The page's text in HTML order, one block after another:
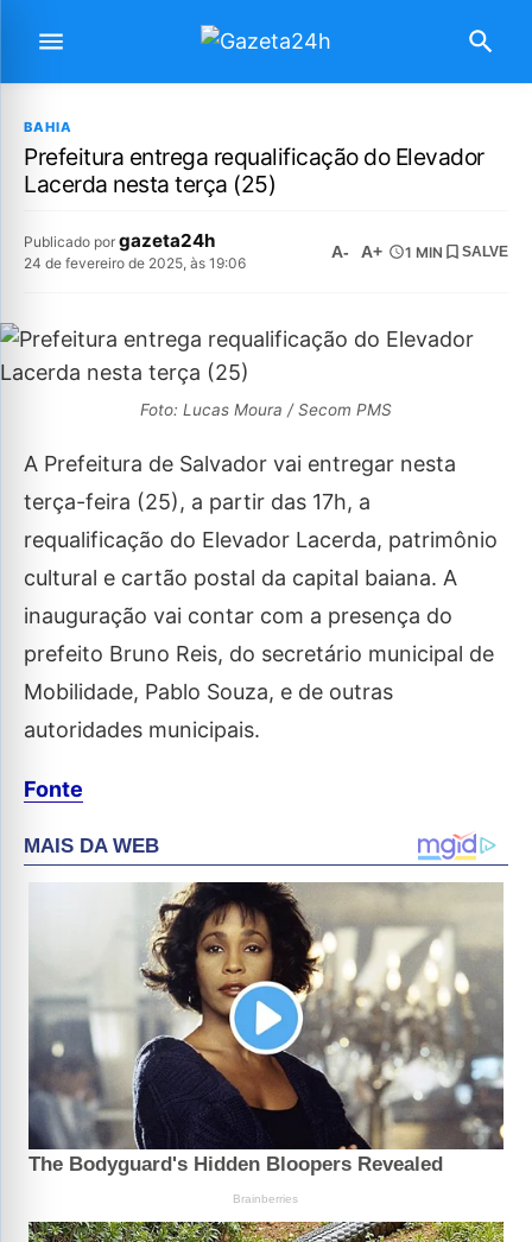
BAHIA
Prefeitura entrega requalificação do Elevador
Lacerda nesta terça (25)
Publicado por gazeta24h
24 de fevereiro de 2025, às 19:06
A- A+ 1 MIN SALVE
Foto: Lucas Moura / Secom PMS
A Prefeitura de Salvador vai entregar nesta
terça-feira (25), a partir das 17h, a
requalificação do Elevador Lacerda, patrimônio
cultural e cartão postal da capital baiana. A
inauguração vai contar com a presença do
prefeito Bruno Reis, do secretário municipal de
Mobilidade, Pablo Souza, e de outras
autoridades municipais.
Fonte